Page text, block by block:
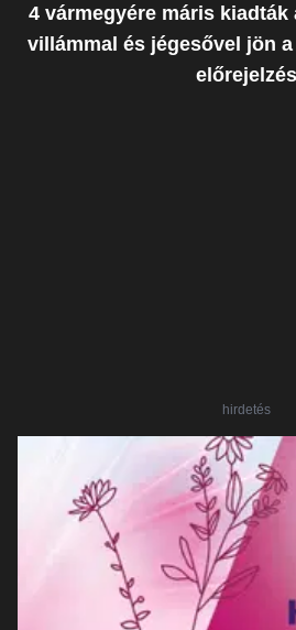
4 vármegyére máris kiadták
villámmal és jégesővel jön
előrejelzés
hirdetés